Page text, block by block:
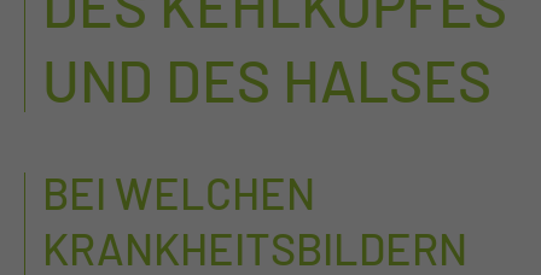
UND DES HALSES
BEI WELCHEN
KRANKHEITSBILDERN